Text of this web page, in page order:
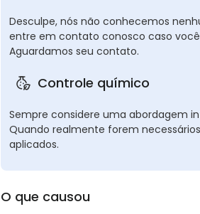
Desculpe, nós não conhecemos
entre em contato conosco caso
Aguardamos seu contato.
Controle químico
Sempre considere uma abordagem
Quando realmente forem
aplicados.
O que causou